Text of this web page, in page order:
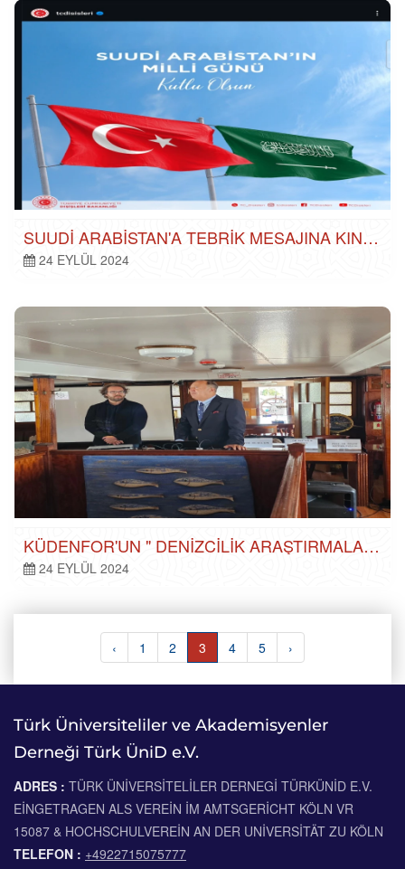
SUUDI ARABISTAN'A TEBRIK MESAJINA KINAMA!!
24 EYLÜL 2024
KÜDENFOR'UN " DENIZCILIK ARAŞTIRMALARINDA YENI PERSPEKTIFLER" PANELI
24 EYLÜL 2024
‹ 1 2 3 4 5 ›
Türk Üniversiteliler ve Akademisyenler
Derneği Türk ÜniD e.V.
ADRES : TÜRK ÜNIVERSITELILER DERNEGI TÜRKÜNID E.V.
EINGETRAGEN ALS VEREIN IM AMTSGERICHT KÖLN VR
15087 & HOCHSCHULVEREIN AN DER UNIVERSITÄT ZU KÖLN
TELEFON : +4922715075777